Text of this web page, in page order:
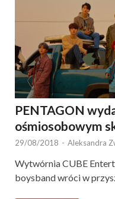
PENTAGON
ośmiosobowym
29/08/2018 - Aleksandra
Wytwórnia CUBE
boysband wróci w